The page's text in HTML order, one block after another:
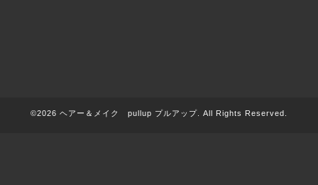
©2026 ヘアー＆メイク pullup プルアップ . All Rights Reserved.